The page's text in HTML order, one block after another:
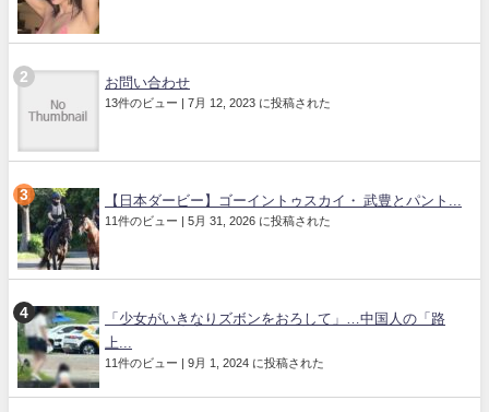
お問い合わせ
13件のビュー | 7月 12, 2023 に投稿された
【日本ダービー】ゴーイントゥスカイ・ 武豊とパント...
11件のビュー | 5月 31, 2026 に投稿された
「少女がいきなりズボンをおろして」…中国人の「路
上...
11件のビュー | 9月 1, 2024 に投稿された